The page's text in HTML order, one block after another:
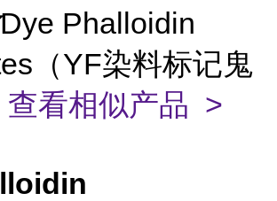
Dye Phalloidin
（YF染料标记鬼
查看相似产品 >